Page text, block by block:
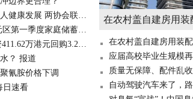
今日看点:【环球财经】欧元区第一季度家庭储蓄率环比持稳 投资率微降
？ 报道
氰胺价格下调
日速看
自动驾驶汽车来了，